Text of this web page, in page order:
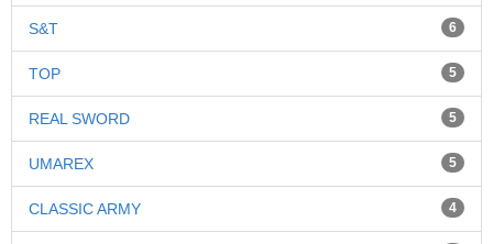
S&T 6
TOP 5
REAL SWORD 5
UMAREX 5
CLASSIC ARMY 4